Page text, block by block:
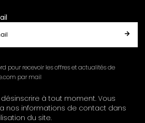
pour recevoir les offres et actualités de
par mail
à tout moment. Vous
nos informations de contact dans
du site.